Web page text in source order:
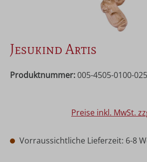
Jesukind Artis
Produktnummer: 005-4505-0100-025
Preise inkl. MwSt.
Vorraussichtliche Lieferzeit: 6-8